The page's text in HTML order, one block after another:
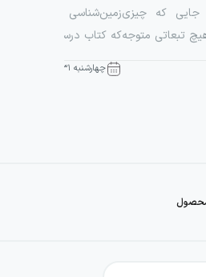
که چیزی
تبعاتی متوجه
زمین‌شناسی یکی از
که کتاب درسی آن
چهارشنبه ۳۱ تیر ۱۴۰۵
محصول